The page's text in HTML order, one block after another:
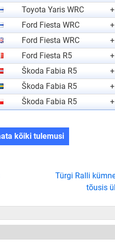
Toyota Yaris WRC
Ford Fiesta WRC
Ford Fiesta WRC
Ford Fiesta R5
Škoda Fabia R5
Škoda Fabia R5
Škoda Fabia R5
kõiki tulemusi
Türgi Ralli
tõusis